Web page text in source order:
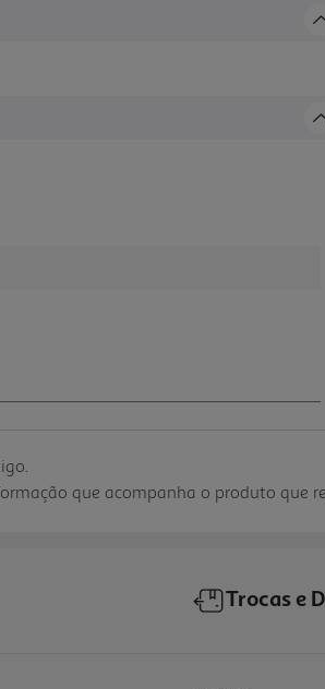
que acompanha o produto que
Trocas e